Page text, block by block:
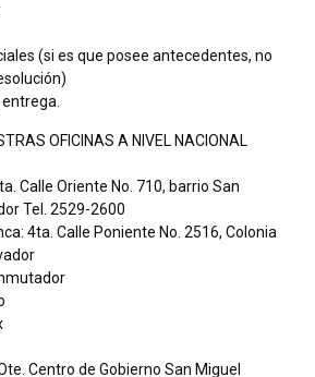
(si es que posee antecedentes, no
OFICINAS A NIVEL NACIONAL
Calle Oriente No. 710, barrio San
Tel. 2529-2600
4ta. Calle Poniente No. 2516, Colonia
Centro de Gobierno San Miguel